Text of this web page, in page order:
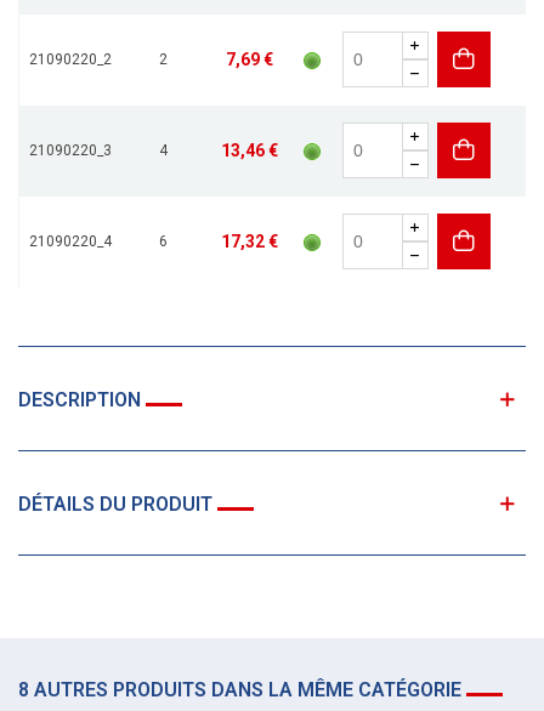
21090220_2 2 7,69 €
21090220_3 4 13,46 €
21090220_4 6 17,32 €
DESCRIPTION
DÉTAILS DU PRODUIT
8 AUTRES PRODUITS DANS LA MÊME CATÉGORIE